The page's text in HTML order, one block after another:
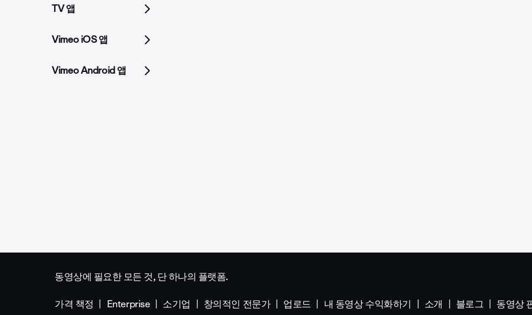
TV 앱
Vimeo iOS 앱
Vimeo Android 앱
동영상에 필요한 모든 것, 단 하나의 플랫폼.
가격 책정
Enterprise 소기업 창의적인 전문가 업로드 내 동영상 수익화하기 소개 블로그 동영상